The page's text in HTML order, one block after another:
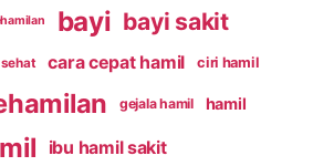
bayi bayi sakit
cara cepat hamil ciri hamil
gejala hamil hamil
ibu hamil sakit